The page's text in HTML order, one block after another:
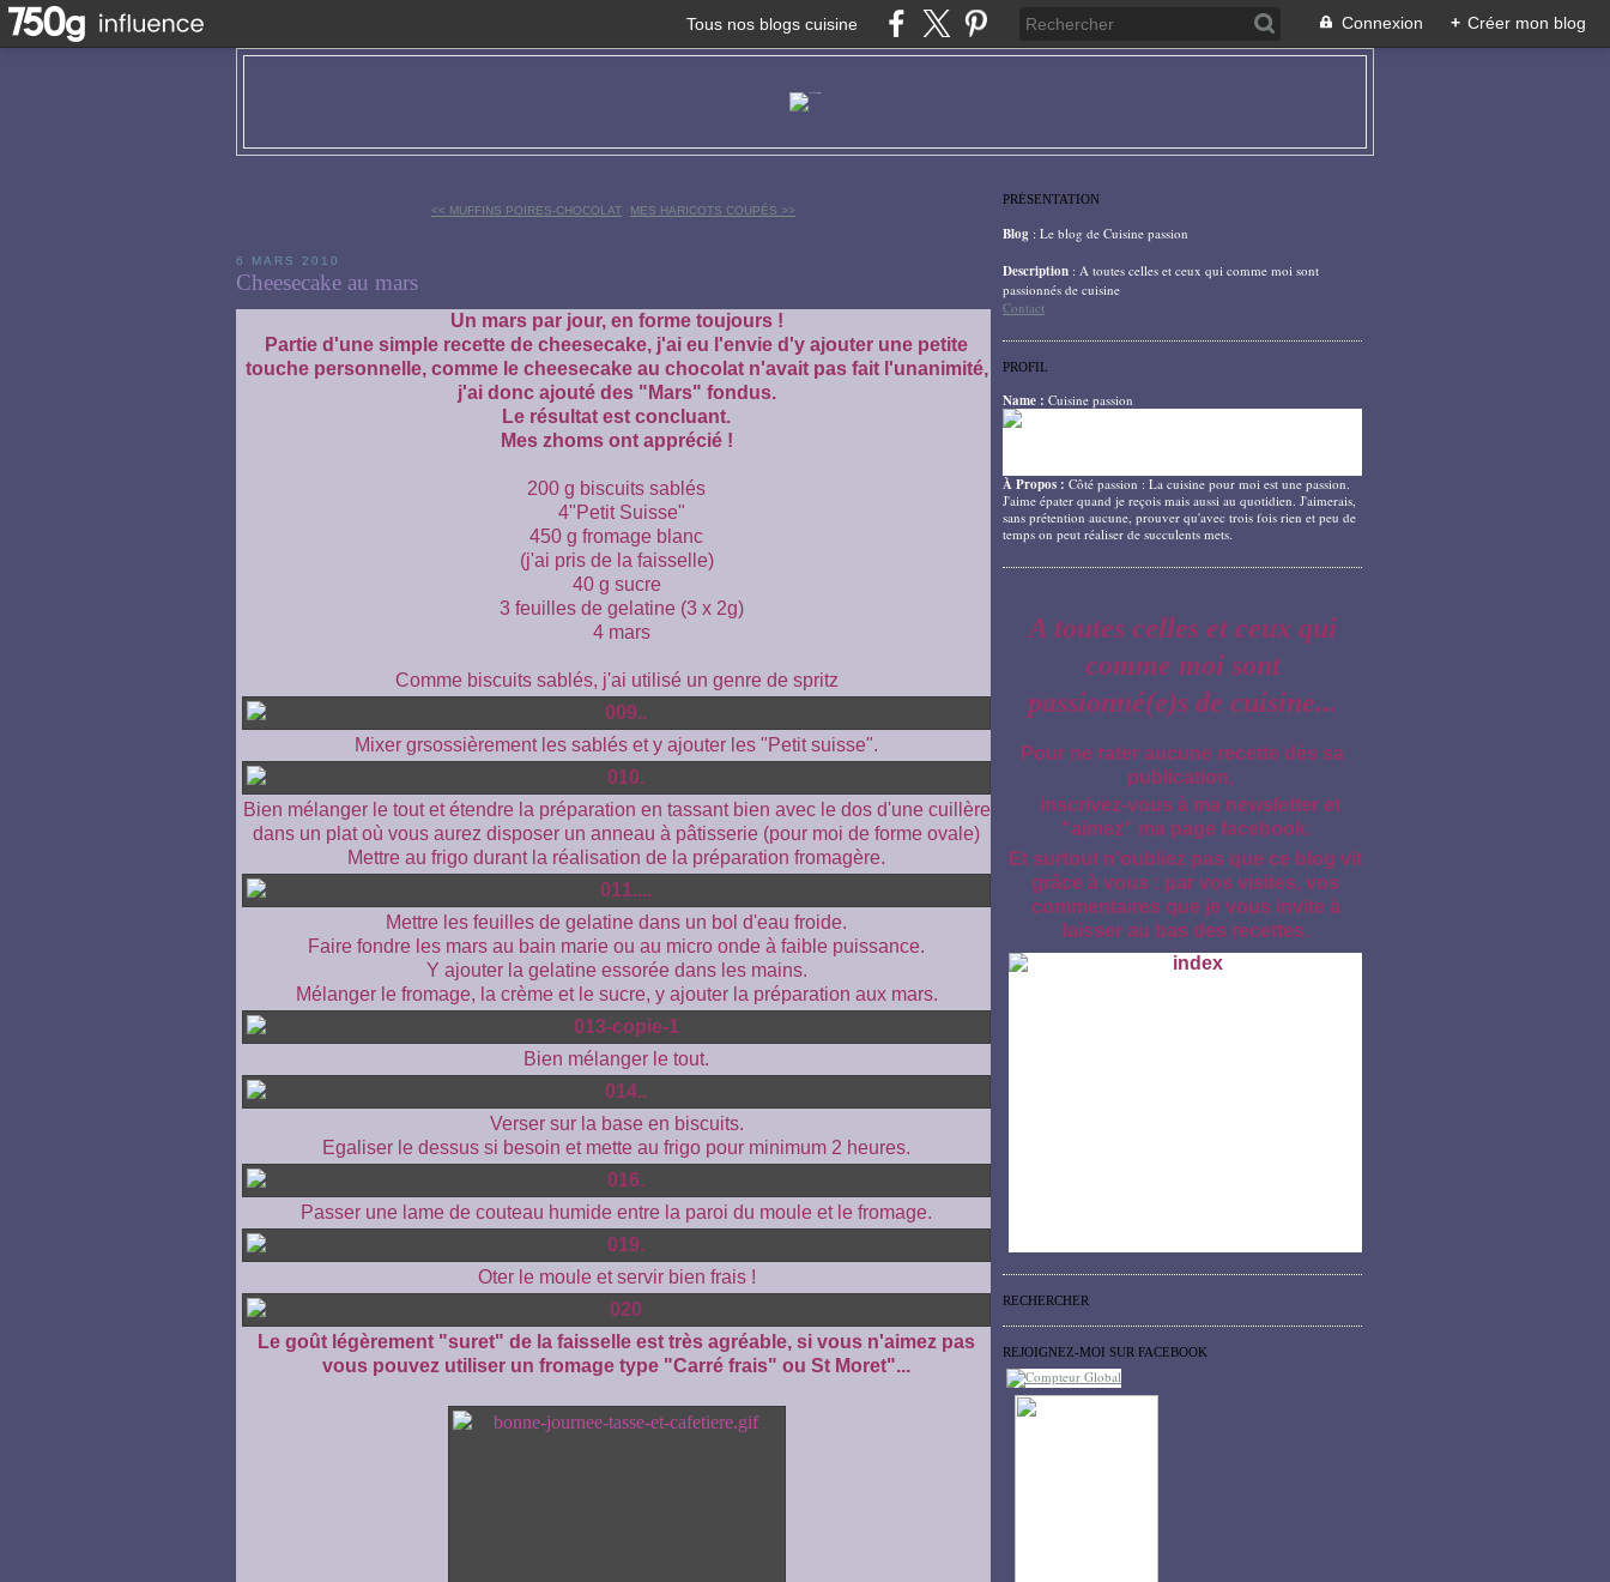
Tous nos blogs cuisine Connexion + Créer mon blog
<< MUFFINS POIRES-CHOCOLAT MES HARICOTS COUPÉS >>
6 MARS 2010
Cheesecake au mars
Un mars par jour, en forme toujours !
Partie d'une simple recette de cheesecake, j'ai eu l'envie d'y ajouter une petite
touche personnelle, comme le cheesecake au chocolat n'avait pas fait l'unanimité,
j'ai donc ajouté des "Mars" fondus.
Le résultat est concluant.
Mes zhoms ont apprécié !
200 g biscuits sablés
4"Petit Suisse"
450 g fromage blanc
(j'ai pris de la faisselle)
40 g sucre
3 feuilles de gelatine (3 x 2g)
4 mars
Comme biscuits sablés, j'ai utilisé un genre de spritz
Mixer grsossièrement les sablés et y ajouter les "Petit suisse".
Bien mélanger le tout et étendre la préparation en tassant bien avec le dos d'une cuillère
dans un plat où vous aurez disposer un anneau à pâtisserie (pour moi de forme ovale)
Mettre au frigo durant la réalisation de la préparation fromagère.
Mettre les feuilles de gelatine dans un bol d'eau froide.
Faire fondre les mars au bain marie ou au micro onde à faible puissance.
Y ajouter la gelatine essorée dans les mains.
Mélanger le fromage, la crème et le sucre, y ajouter la préparation aux mars.
Bien mélanger le tout.
Verser sur la base en biscuits.
Egaliser le dessus si besoin et mette au frigo pour minimum 2 heures.
Passer une lame de couteau humide entre la paroi du moule et le fromage.
Oter le moule et servir bien frais !
Le goût légèrement "suret" de la faisselle est très agréable, si vous n'aimez pas
vous pouvez utiliser un fromage type "Carré frais" ou St Moret"...
PRÉSENTATION
Blog : Le blog de Cuisine passion
Description : A toutes celles et ceux qui comme moi sont
passionnés de cuisine
Contact
PROFIL
Name : Cuisine passion
À Propos : Côté passion : La cuisine pour moi est une passion.
J'aime épater quand je reçois mais aussi au quotidien. J'aimerais,
sans prétention aucune, prouver qu'avec trois fois rien et peu de
temps on peut réaliser de succulents mets.
A toutes celles et ceux qui
comme moi sont
passionné(e)s de cuisine...
Pour ne rater aucune recette dès sa
publication,
inscrivez-vous à ma newsletter et
"aimez" ma page facebook.
Et surtout n'oubliez pas que ce blog vit
grâce à vous : par vos visites, vos
commentaires que je vous invite à
laisser au bas des recettes.
RECHERCHER
REJOIGNEZ-MOI SUR FACEBOOK